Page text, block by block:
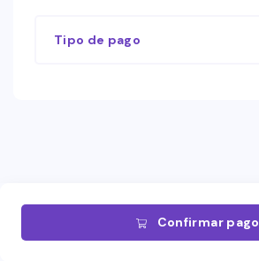
Tipo de pago
Confirmar pago